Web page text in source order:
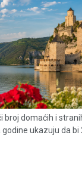
broj domaćih i
ukazuju da bi